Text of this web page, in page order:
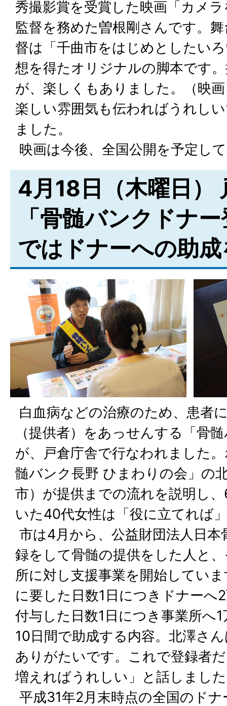
秀撮影賞を受賞した映画「カメ
監督を務めた曽根剛さんです。
督は「千曲市をはじめとしたい
想を得たオリジナルの脚本です
が、楽しくもありました。（映
楽しい雰囲気も伝わればうれし
ました。
映画は今後、全国公開を予定し
4月18日（木曜日）
「骨髄バンクドナ
ではドナーへの助
白血病などの治療のため、患者
（提供者）をあっせんする「骨
が、戸倉庁舎で行なわれました
髄バンク長野 ひまわりの会」の
市）が提供までの流れを説明し
いた40代女性は「役に立てれば
市は4月から、公益財団法人日
録をして骨髄の提供をした人と
所に対し支援事業を開始してい
に要した日数1日につきドナーへ
付与した日数1日につき事業所へ
10日間で助成する内容。北澤さ
ありがたいです。これで登録者
増えればうれしい」と話しまし
平成31年2月末時点の全国のド